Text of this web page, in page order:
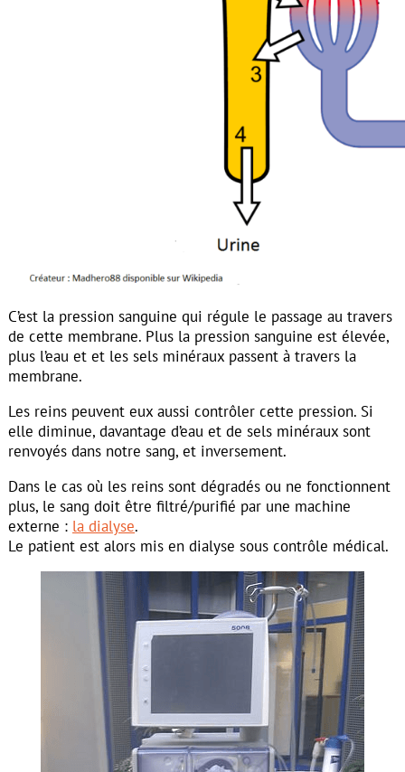
C’est la pression sanguine qui régule le passage au travers
de cette membrane. Plus la pression sanguine est élevée,
plus l’eau et et les sels minéraux passent à travers la
membrane.
Les reins peuvent eux aussi contrôler cette pression. Si
elle diminue, davantage d’eau et de sels minéraux sont
renvoyés dans notre sang, et inversement.
Dans le cas où les reins sont dégradés ou ne fonctionnent
plus, le sang doit être filtré/purifié par une machine
externe : la dialyse.
Le patient est alors mis en dialyse sous contrôle médical.